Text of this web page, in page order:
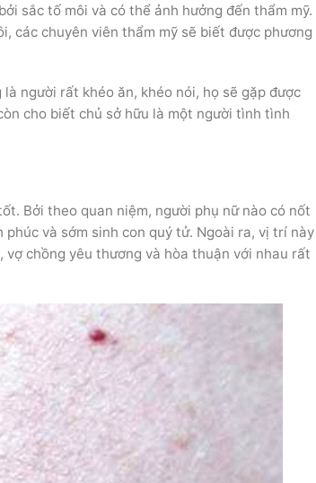
sắc tố môi và có thể ảnh hưởng đến thẩm mỹ.
các chuyên viên thẩm mỹ sẽ biết được phương
người rất khéo ăn, khéo nói, họ sẽ gặp được
cho biết chủ sở hữu là một người tình tình
Bởi theo quan niệm, người phụ nữ nào có nốt
và sớm sinh con quý tử. Ngoài ra, vị trí này
chồng yêu thương và hòa thuận với nhau rất